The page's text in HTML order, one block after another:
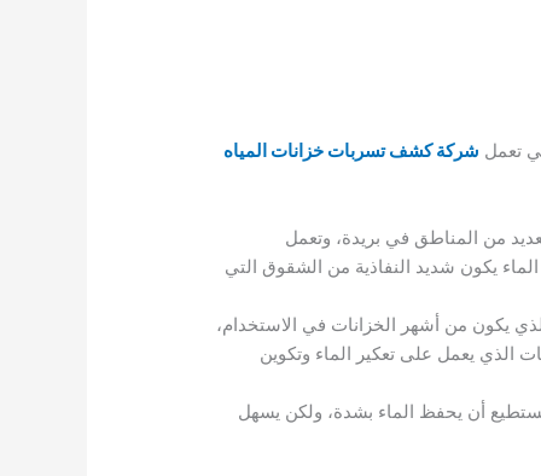
تعمل شركة كشف تسربات خزانات المياه
من المناطق في بريدة، وتعمل
يكون شديد النفاذية من الشقوق التي
يكون من أشهر الخزانات في الاستخدام،
الذي يعمل على تعكير الماء وتكوين
أن يحفظ الماء بشدة، ولكن يسهل